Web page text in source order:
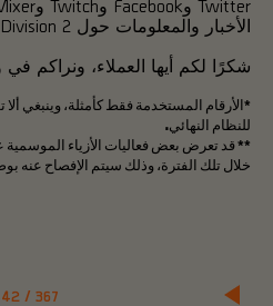
367
/
الأخبار والمعلومات حول Tom Clancy's The Division 2.
شكرًا لكم أيها العملاء، ونراكم
*الأرقام المستخدمة فقط كأمثلة، وينبغي ألا
للنظام النهائي.
** قد تعرض بعض فعاليات الأزياء الموسمية
خلال تلك الفترة، وذلك سيتم الإفصاح عنه